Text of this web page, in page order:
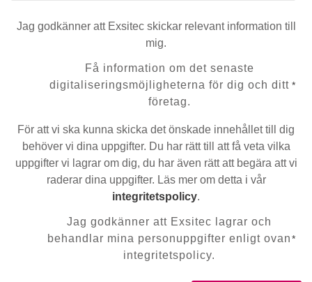
Jag godkänner att Exsitec skickar relevant information till
mig.
Få information om det senaste
digitaliseringsmöjligheterna för dig och ditt
företag.
*
För att vi ska kunna skicka det önskade innehållet till dig
behöver vi dina uppgifter. Du har rätt till att få veta vilka
uppgifter vi lagrar om dig, du har även rätt att begära att vi
raderar dina uppgifter. Läs mer om detta i vår
integritetspolicy.
Jag godkänner att Exsitec lagrar och
behandlar mina personuppgifter enligt ovan
integritetspolicy.
*